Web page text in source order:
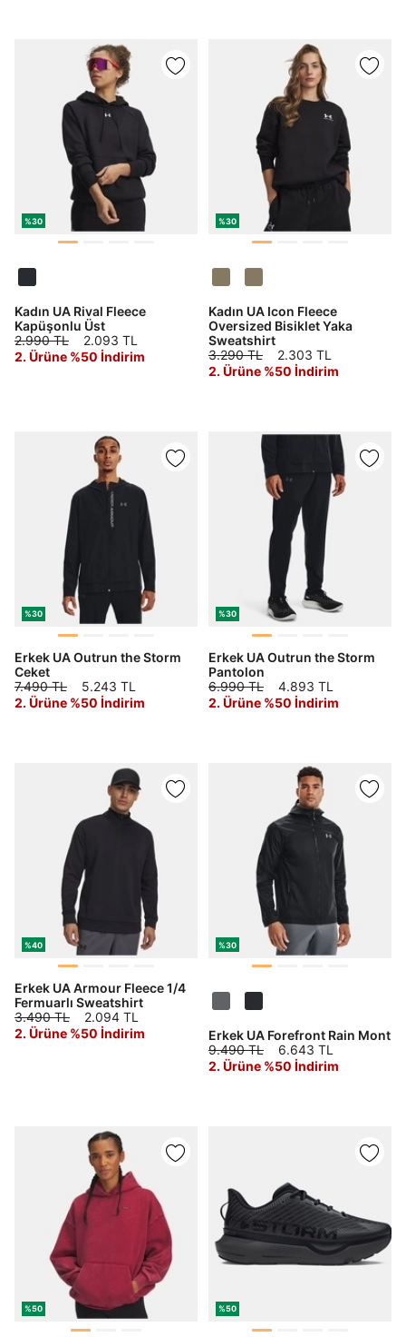
Hangi bölgede alışveriş yapmak istersin?
Birleşik Krallık Türkiye
%30
Kadın UA Rival Fleece
Kapüşonlu Üst
2.990 TL
2.093 TL
2. Ürüne %50 İndirim
%30
Kadın UA Icon Fleece
Oversized Bisiklet Yaka
Sweatshirt
3.290 TL
2.303 TL
2. Ürüne %50 İndirim
%30
Erkek UA Outrun the Storm
Ceket
7.490 TL
5.243 TL
2. Ürüne %50 İndirim
%30
Erkek UA Outrun the Storm
Pantolon
6.990 TL
4.893 TL
2. Ürüne %50 İndirim
%40
Erkek UA Armour Fleece 1/4
Fermuarlı Sweatshirt
3.490 TL
2.094 TL
2. Ürüne %50 İndirim
%30
Erkek UA Forefront Rain Mont
9.490 TL
6.643 TL
2. Ürüne %50 İndirim
%50 %50